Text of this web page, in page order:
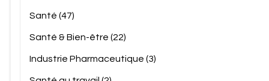
Santé (47)
Santé & Bien-être (22)
Industrie Pharmaceutique (3)